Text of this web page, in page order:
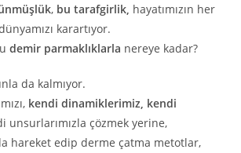
, bu tarafgirlik, hayatımızın her
karartıyor.
demir parmaklıklarla nereye kadar?
da kalmıyor.
kendi dinamiklerimiz, kendi
unsurlarımızla çözmek yerine,
hareket edip derme çatma metotlar,